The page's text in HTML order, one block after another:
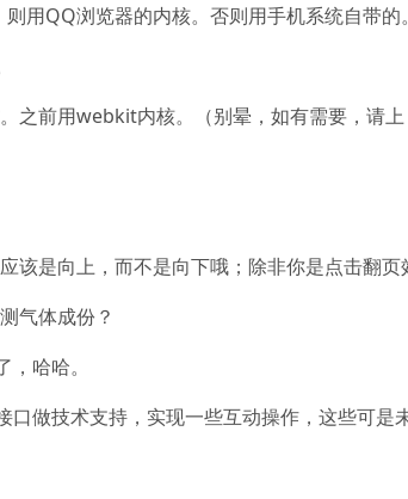
用QQ浏览器的内核。否则用手机系统自带的。
之前用webkit内核。（别晕，如有需要，请上
是向上，而不是向下哦；除非你是点击翻页
气体成份？
哈哈。
做技术支持，实现一些互动操作，这些可是